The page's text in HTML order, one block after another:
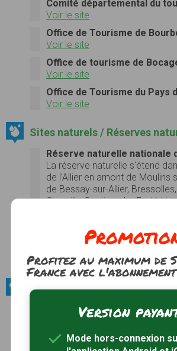
Comité départemental du
Voir le site
Office de Tourisme de
Voir le site
Office de tourisme de
Voir le site
Office de Tourisme du Pays
Voir le site
Sites naturels / Réserves
Réserve naturelle nationale
La réserve naturelle s'étend
de l'Allier en amont de Moulins
de Bessay-sur-Allier,
Chemilly, Contigny, La Ferté-
Allier, Saint-Loup et Toulon-
de kilomètres de long, sa
kilomètres2.
Photos Voir le site
Sites naturels / Massifs
Forêt de Bagnolet
Voir le site
Forêt de Gros-Bois
Profitez au maximum de
France avec l'abonnement
Version
Mode hors-connexion